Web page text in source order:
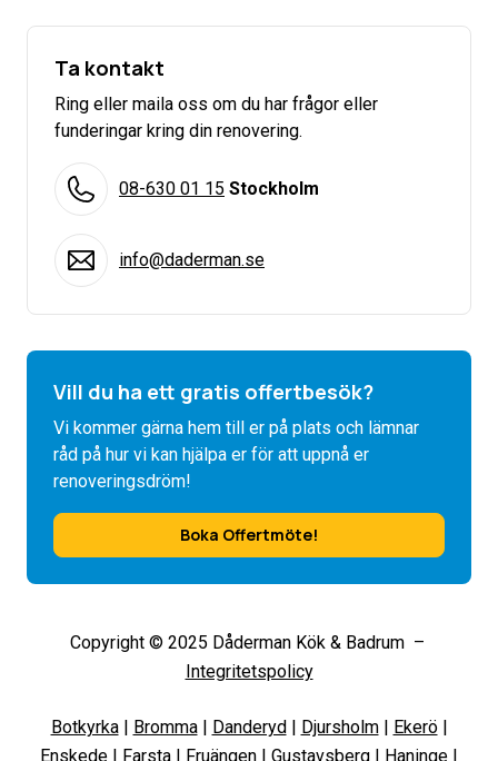
Ta kontakt
Ring eller maila oss om du har frågor eller
funderingar kring din renovering.
08-630 01 15 Stockholm
info@daderman.se
Vill du ha ett gratis offertbesök?
Vi kommer gärna hem till er på plats och lämnar
råd på hur vi kan hjälpa er för att uppnå er
renoveringsdröm!
Boka Offertmöte!
Copyright © 2025 Dåderman Kök & Badrum –
Integritetspolicy
Botkyrka| Bromma| Danderyd Djursholm| Ekerö|
Enskede
Farsta Fruängen Gustavsberg Haninge